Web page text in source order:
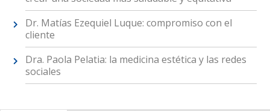
Dr. Matías Ezequiel Luque: compromiso con el
cliente
Dra. Paola Pelatia: la medicina estética y las redes
sociales